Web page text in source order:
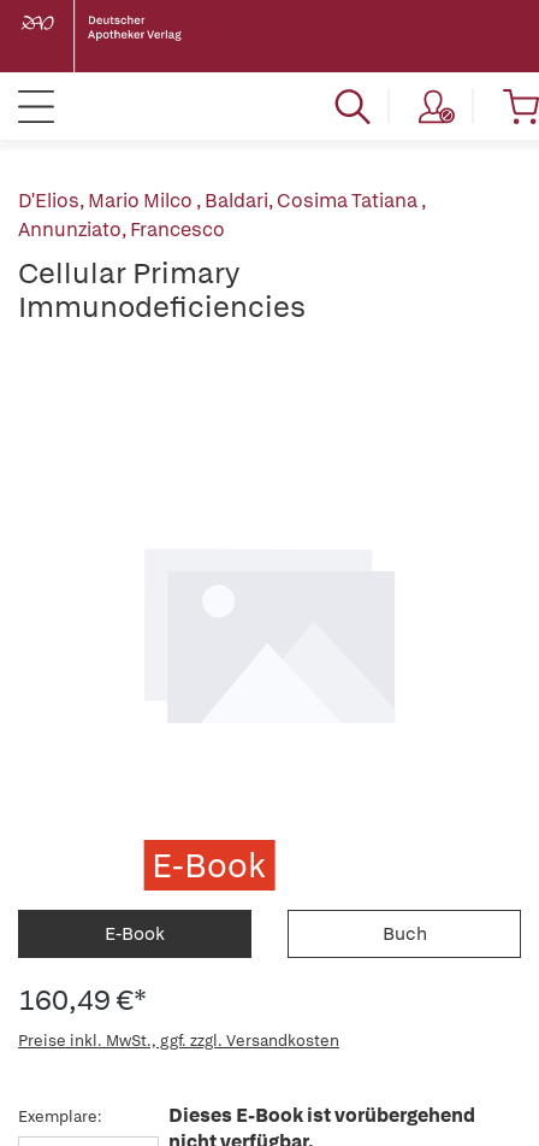
D'Elios, Mario Milco ,Baldari, Cosima Tatiana,
Annunziato, Francesco
Cellular Primary
Immunodeficiencies
E-Book
E-Book Buch
160,49 €*
Preise inkl. MwSt., ggf. zzgl. Versandkosten
Exemplare:
Dieses E-Book ist vorübergehend